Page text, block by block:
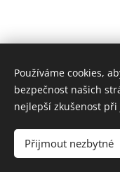
Tel.:
Vytvořeno
Používáme cookies,
bezpečnost našich
nejlepší zkušenost při
Přijmout nezbytné